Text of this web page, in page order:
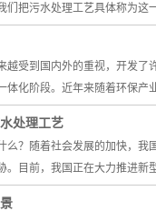
们把污水处理工艺具体称为这
受到国内外的重视，开发了
体化阶段。近年来随着环保产
处理工艺
随着社会发展的加快，我
。目前，我国正在大力推进新